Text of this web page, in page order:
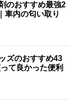
のおすすめ最強2
車内の匂い取り
ズのおすすめ43
て良かった便利